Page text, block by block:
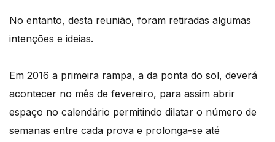
No entanto, desta reunião, foram retiradas algumas
intenções e ideias.
Em 2016 a primeira rampa, a da ponta do sol, deverá
acontecer no mês de fevereiro, para assim abrir
espaço no calendário permitindo dilatar o número de
semanas entre cada prova e prolonga-se até